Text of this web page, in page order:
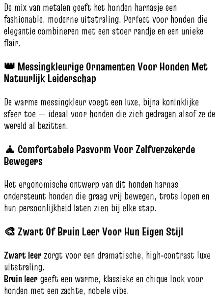
De mix van metalen geeft het honden harnasje een
fashionable, moderne uitstraling. Perfect voor honden die
elegantie combineren met een stoer randje en een unieke
flair.
👑 Messingkleurige Ornamenten Voor Honden Met
Natuurlijk Leiderschap
De warme messingkleur voegt een luxe, bijna koninklijke
sfeer toe — ideaal voor honden die zich gedragen alsof ze de
wereld al bezitten.
🧘 Comfortabele Pasvorm Voor Zelfverzekerde
Bewegers
Het ergonomische ontwerp van dit honden harnas
ondersteunt honden die graag vrij bewegen, trots lopen en
hun persoonlijkheid laten zien bij elke stap.
🎨 Zwart Of Bruin Leer Voor Hun Eigen Stijl
Zwart leer zorgt voor een dramatische, high‑contrast luxe
uitstraling.
Bruin leergeeft een warme, klassieke en chique look voor
honden met een zachte, nobele vibe.